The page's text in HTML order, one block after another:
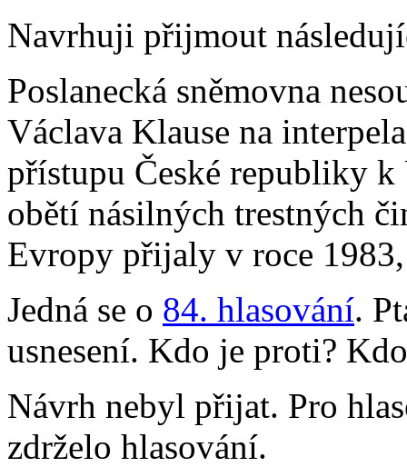
Navrhuji přijmout
Poslanecká sněmovna
Václava Klause na
přístupu České republiky
obětí násilných trestných
Evropy přijaly v roce
Jedná se o 84. hlasování.
usnesení. Kdo je proti?
Návrh nebyl přijat. Pro
zdrželo hlasování.